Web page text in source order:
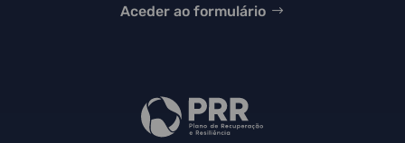
Aceder ao formulário